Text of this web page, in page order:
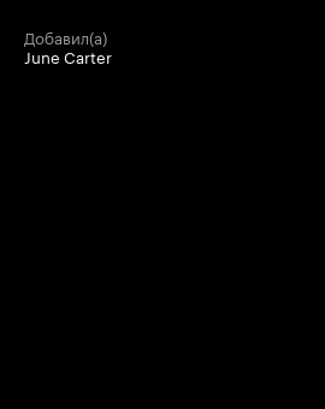
добавил(а)
June Carter